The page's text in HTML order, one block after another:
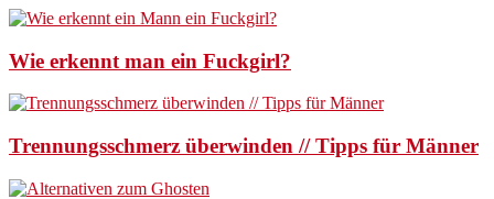
Wie erkennt man ein Fuckgirl?
Trennungsschmerz überwinden // Tipps für Männer